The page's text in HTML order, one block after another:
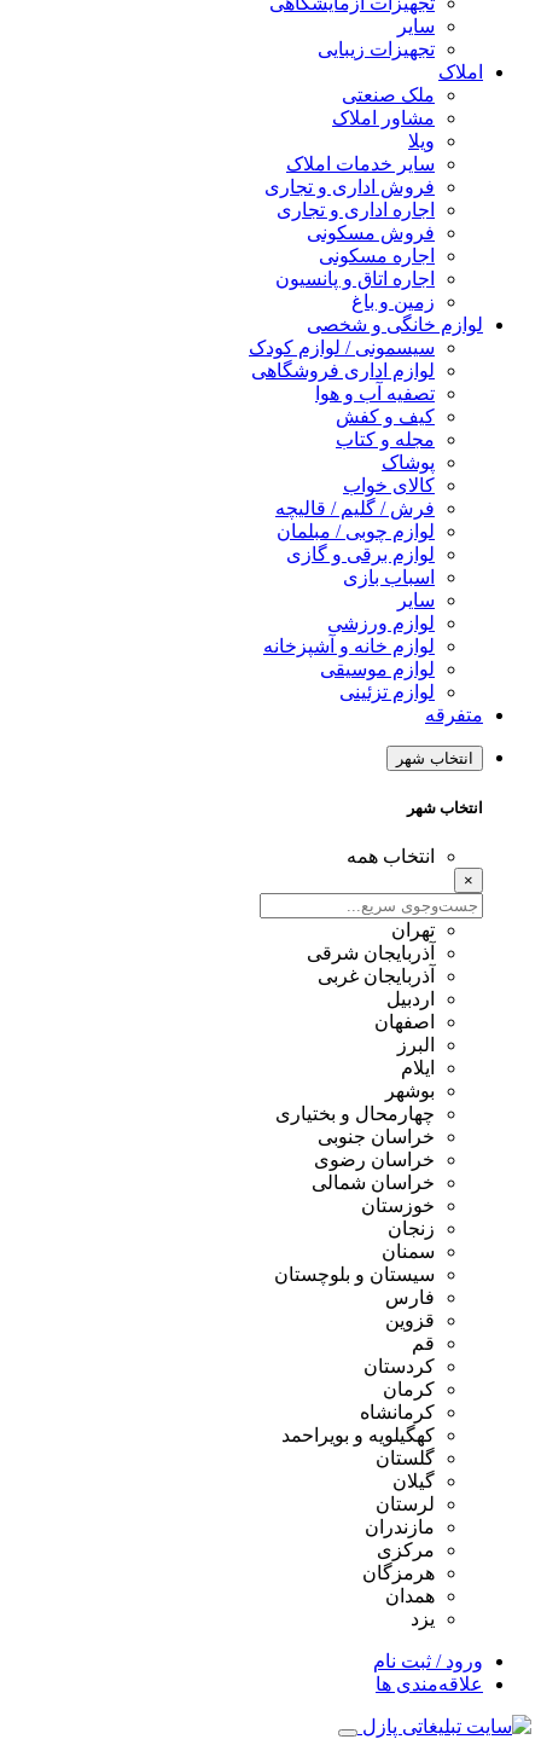
سایر
تجهیزات زیبایی
املاک
ملک صنعتی
مشاور املاک
ویلا
سایر خدمات املاک
فروش اداری و تجاری
اجاره اداری و تجاری
فروش مسکونی
اجاره مسکونی
اجاره اتاق و پانسیون
زمین و باغ
لوازم خانگی و شخصی
سیسمونی / لوازم کودک
لوازم اداری فروشگاهی
تصفیه آب و هوا
کیف و کفش
مجله و کتاب
پوشاک
کالای خواب
فرش / گلیم / قالیچه
لوازم چوبی / مبلمان
لوازم برقی و گازی
اسباب بازی
سایر
لوازم ورزشی
لوازم خانه و آشپزخانه
لوازم موسیقی
لوازم تزئینی
متفرقه
انتخاب شهر
انتخاب شهر
انتخاب همه
×
تهران
آذربایجان شرقی
آذربایجان غربی
اردبیل
اصفهان
البرز
ایلام
بوشهر
چهارمحال و بختیاری
خراسان جنوبی
خراسان رضوی
خراسان شمالی
خوزستان
زنجان
سمنان
سیستان و بلوچستان
فارس
قزوین
قم
کردستان
کرمان
کرمانشاه
کهگیلویه و بویراحمد
گلستان
گیلان
لرستان
مازندران
مرکزی
هرمزگان
همدان
یزد
ورود / ثبت نام
علاقه‌مندی ها